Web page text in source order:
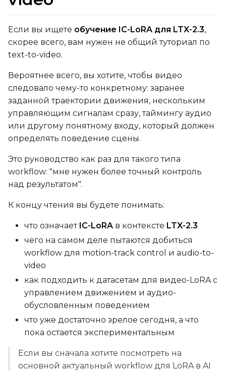
Compile Options
ToggleCompile Model
Compile Model
TARGET
Target Type
Linear Rank
BF16
Save Every
Max Step Saves to Keep
TRAINING
Batch Size
Если вы ищете обучение IC-LoRA для LTX-2.3,
скорее всего, вам нужен не общий туториал по
text-to-video.
Вероятнее всего, вы хотите, чтобы видео
следовало чему-то конкретному: заранее
заданной траектории движения, нескольким
управляющим сигналам сразу, таймингу аудио
или другому понятному входу, который должен
определять поведение сцены.
Это руководство как раз для такого типа
workflow: "мне нужен более точный контроль
над результатом".
К концу чтения вы будете понимать:
что означает IC-LoRA в контексте LTX-2.3
чего на самом деле пытаются добиться
workflow для motion-track control и audio-to-
video
как подходить к датасетам для видео-LoRA с
управлением движением и аудио-
обусловленным поведением
что уже достаточно зрелое сегодня, а что
пока остается экспериментальным
Если вы сначала хотите посмотреть на
основной актуальный workflow для LoRA в AI